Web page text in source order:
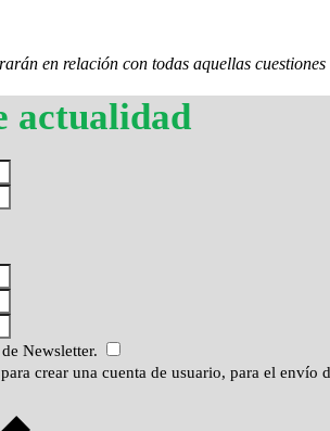
en relación con todas aquellas
actualidad
Newsletter.
crear una cuenta de usuario, para el envío